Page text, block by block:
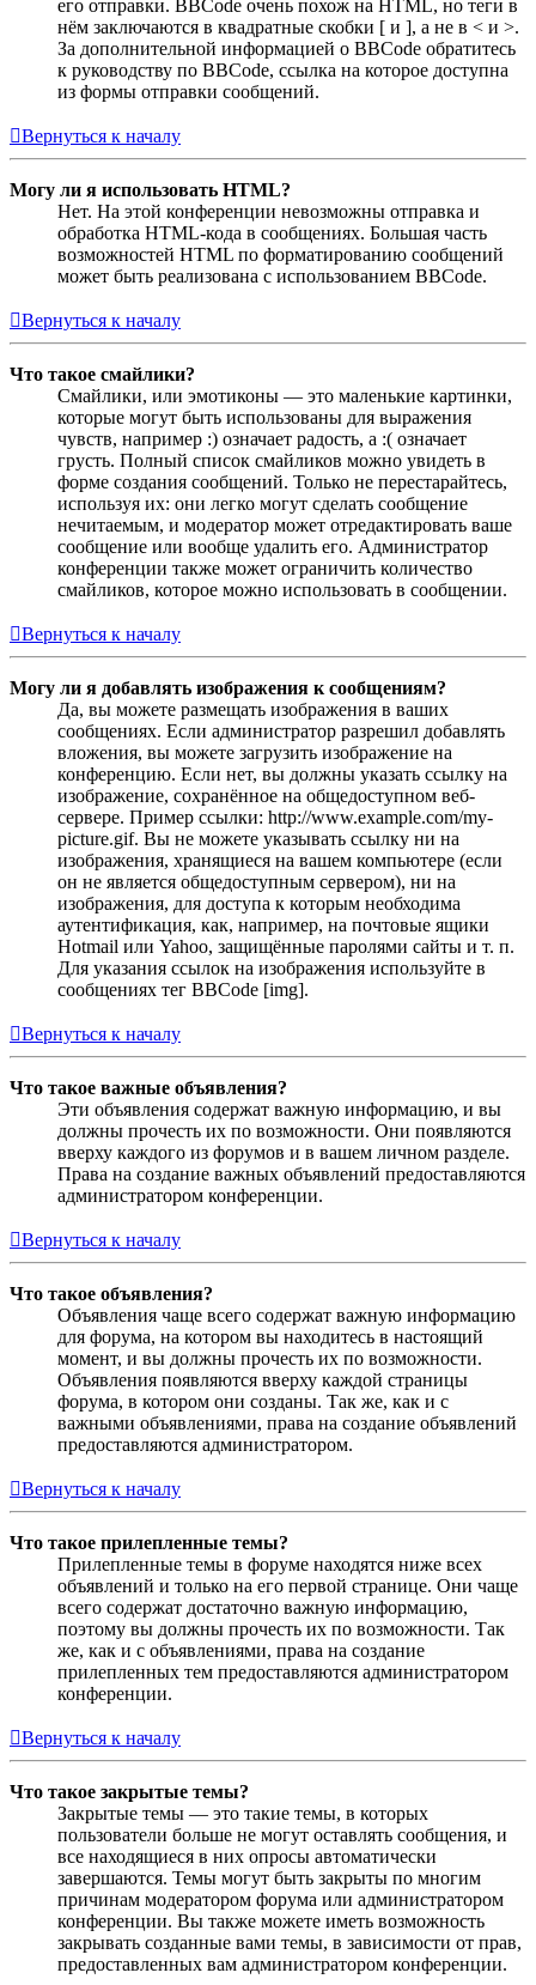
его отправки. BBCode очень похож на HTML, но теги в
нём заключаются в квадратные скобки [ и ], а не в < и >.
За дополнительной информацией о BBCode обратитесь
к руководству по BBCode, ссылка на которое доступна
из формы отправки сообщений.
Вернуться к началу
Могу ли я использовать HTML?
Нет. На этой конференции невозможны отправка и
обработка HTML-кода в сообщениях. Большая часть
возможностей HTML по форматированию сообщений
может быть реализована с использованием BBCode.
Вернуться к началу
Что такое смайлики?
Смайлики, или эмотиконы — это маленькие картинки,
которые могут быть использованы для выражения
чувств, например :) означает радость, а :( означает
грусть. Полный список смайликов можно увидеть в
форме создания сообщений. Только не перестарайтесь,
используя их: они легко могут сделать сообщение
нечитаемым, и модератор может отредактировать ваше
сообщение или вообще удалить его. Администратор
конференции также может ограничить количество
смайликов, которое можно использовать в сообщении.
Вернуться к началу
Могу ли я добавлять изображения к сообщениям?
Да, вы можете размещать изображения в ваших
сообщениях. Если администратор разрешил добавлять
вложения, вы можете загрузить изображение на
конференцию. Если нет, вы должны указать ссылку на
изображение, сохранённое на общедоступном веб-
сервере. Пример ссылки: http://www.example.com/my-
picture.gif. Вы не можете указывать ссылку ни на
изображения, хранящиеся на вашем компьютере (если
он не является общедоступным сервером), ни на
изображения, для доступа к которым необходима
аутентификация, как, например, на почтовые ящики
Hotmail или Yahoo, защищённые паролями сайты и т. п.
Для указания ссылок на изображения используйте в
сообщениях тег BBCode [img].
Вернуться к началу
Что такое важные объявления?
Эти объявления содержат важную информацию, и вы
должны прочесть их по возможности. Они появляются
вверху каждого из форумов и в вашем личном разделе.
Права на создание важных объявлений предоставляются
администратором конференции.
Вернуться к началу
Что такое объявления?
Объявления чаще всего содержат важную информацию
для форума, на котором вы находитесь в настоящий
момент, и вы должны прочесть их по возможности.
Объявления появляются вверху каждой страницы
форума, в котором они созданы. Так же, как и с
важными объявлениями, права на создание объявлений
предоставляются администратором.
Вернуться к началу
Что такое прилепленные темы?
Прилепленные темы в форуме находятся ниже всех
объявлений и только на его первой странице. Они чаще
всего содержат достаточно важную информацию,
поэтому вы должны прочесть их по возможности. Так
же, как и с объявлениями, права на создание
прилепленных тем предоставляются администратором
конференции.
Вернуться к началу
Что такое закрытые темы?
Закрытые темы — это такие темы, в которых
пользователи больше не могут оставлять сообщения, и
все находящиеся в них опросы автоматически
завершаются. Темы могут быть закрыты по многим
причинам модератором форума или администратором
конференции. Вы также можете иметь возможность
закрывать созданные вами темы, в зависимости от прав,
предоставленных вам администратором конференции.